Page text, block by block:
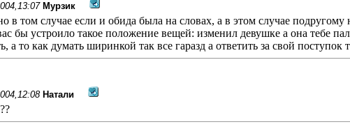
Мурзик
в том случае если и обида была на словах, а в этом случае подругому
бы устроило такое положение вещей: изменил девушке а она тебе
а то как думать ширинкой так все гаразд а ответить за свой поступок
Натали